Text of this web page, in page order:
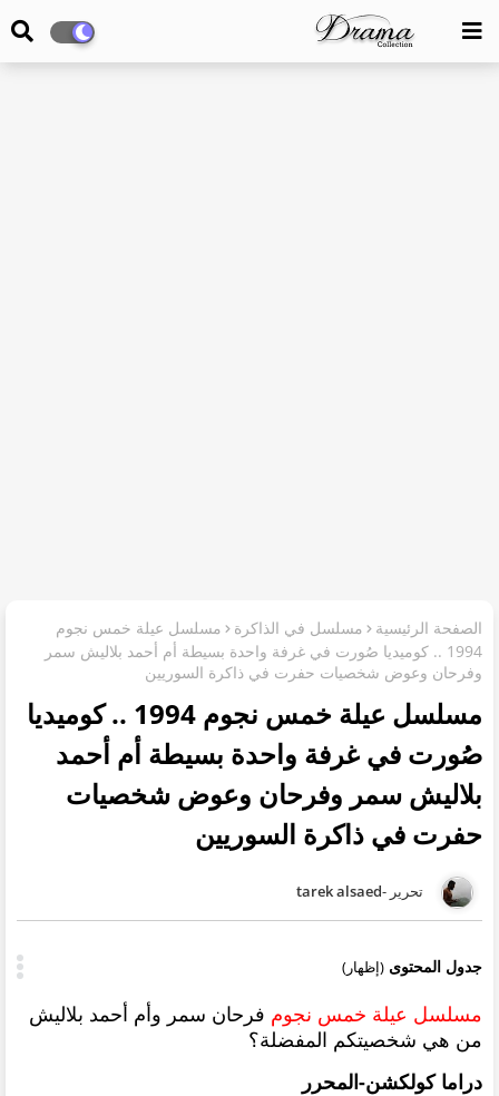
الصفحة الرئيسية مسلسل في الذاكرة
مسلسل عيلة خمس نجوم
1994 .. كوميديا صُورت في غرفة واحدة بسيطة أم أحمد بلاليش سمر
وفرحان وعوض شخصيات حفرت في ذاكرة السوريين
مسلسل عيلة خمس نجوم 1994 .. كوميديا
صُورت في غرفة واحدة بسيطة أم أحمد
بلاليش سمر وفرحان وعوض شخصيات
حفرت في ذاكرة السوريين
tarek alsaed
جدول المحتوى (إظهار)
مسلسل عيلة خمس نجوم فرحان سمر وأم أحمد بلاليش
من هي شخصيتكم المفضلة؟
دراما كولكشن-المحرر